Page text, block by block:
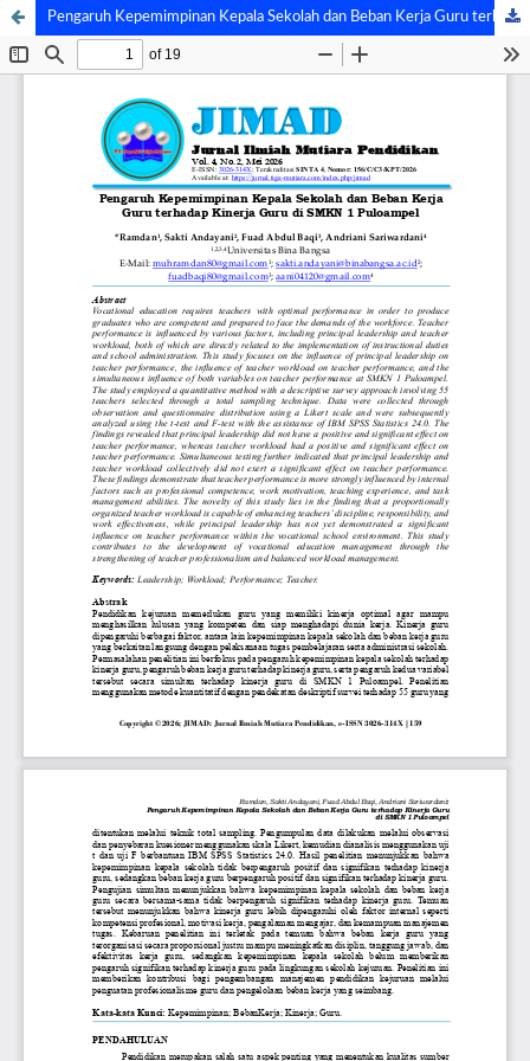
Pengaruh Kepemimpinan Kepala Sekolah dan Beban Kerja Guru terhadap Kinerja Guru di SMKN 1 Puloampel